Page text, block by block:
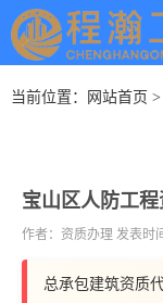
当前位置： 网站首页 >
宝山区人防工
作者：资质办理 发表时
总承包建筑资质